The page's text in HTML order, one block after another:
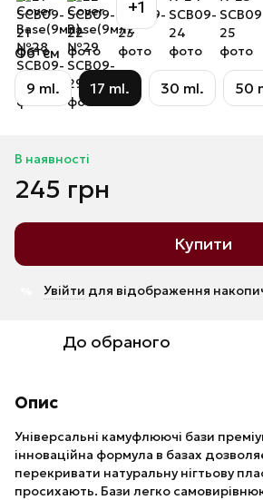
+1
Об`єм
9 ml. 17 ml. 30 ml. 50
В наявності
245 грн
Купити
Увійти для відображення
До обраного
Опис
Універсальні камуфлюючі бази
інноваційна формула в базах
перекривати натуральну нігтьову
просихають. Бази легко